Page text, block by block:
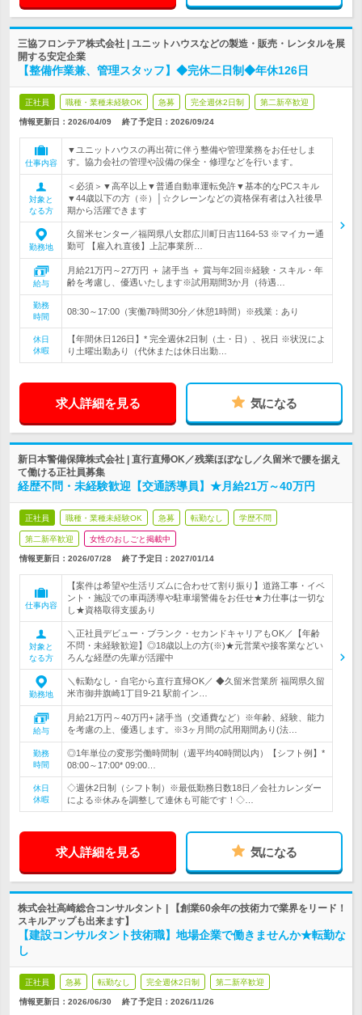
三協フロンテア株式会社 | ユニットハウスなどの製造・販売・レンタルを展
開する安定企業
【整備作業兼、管理スタッフ】◆完休二日制◆年休126日
正社員 職種・業種未経験OK 急募 完全週休2日制 第二新卒歓迎
情報更新日：2026/04/09 終了予定日： 2026/09/24
仕事内容
▼ユニットハウスの再出荷に伴う整備や管理業務をお任せしま
す。協力会社の管理や設備の保全・修理などを行います。
対象と
なる方
＜必須＞▼高卒以上▼普通自動車運転免許▼基本的なPCスキル
▼44歳以下の方（※）│☆クレーンなどの資格保有者は入社後早
期から活躍できます
勤務地
久留米センター／福岡県八女郡広川町日吉1164‐53 ※マイカー通
勤可 【雇入れ直後】上記事業所…
給与
月給21万円～27万円 ＋ 諸手当 ＋ 賞与年2回※経験・スキル・年
齢を考慮し、優遇いたします※試用期間3か月（待遇…
勤務
時間
08:30～17:00（実働7時間30分／休憩1時間）※残業：あり
休日
休暇
【年間休日126日】* 完全週休2日制（土・日）、祝日 ※状況によ
り土曜出勤あり（代休または休日出勤…
求人詳細を見る 気になる
新日本警備保障株式会社 | 直行直帰OK／残業ほぼなし／久留米で腰を据え
て働ける正社員募集
経歴不問・未経験歓迎【交通誘導員】★月給21万～40万円
正社員 職種・業種未経験OK 急募 転勤なし 学歴不問
第二新卒歓迎 女性のおしごと掲載中
情報更新日：2026/07/28 終了予定日： 2027/01/14
仕事内容
【案件は希望や生活リズムに合わせて割り振り】道路工事・イベ
ント・施設での車両誘導や駐車場警備をお任せ★力仕事は一切な
し★資格取得支援あり
対象と
なる方
＼正社員デビュー・ブランク・セカンドキャリアもOK／【年齢
不問・未経験歓迎】◎18歳以上の方(※)★元営業や接客業などい
ろんな経歴の先輩が活躍中
勤務地
＼転勤なし・自宅から直行直帰OK／ ◆久留米営業所 福岡県久留
米市御井旗崎1丁目9-21 駅前イン…
給与
月給21万円～40万円+ 諸手当（交通費など）※年齢、経験、能力
を考慮の上、優遇します。※3ヶ月間の試用期間あり(法…
勤務
時間
◎1年単位の変形労働時間制（週平均40時間以内）【シフト例】*
08:00～17:00* 09:00…
休日
休暇
◇週休2日制（シフト制）※最低勤務日数18日／会社カレンダー
による※休みを調整して連休も可能です！◇…
求人詳細を見る 気になる
株式会社高崎総合コンサルタント | 【創業60余年の技術力で業界をリード！
スキルアップも出来ます】
【建設コンサルタント技術職】地場企業で働きませんか★転勤な
し
正社員 急募 転勤なし 完全週休2日制 第二新卒歓迎
情報更新日：2026/06/30 終了予定日： 2026/11/26